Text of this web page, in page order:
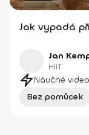
Jak vypadá
Jan
HIIT
Náučné video
Bez pomůcek